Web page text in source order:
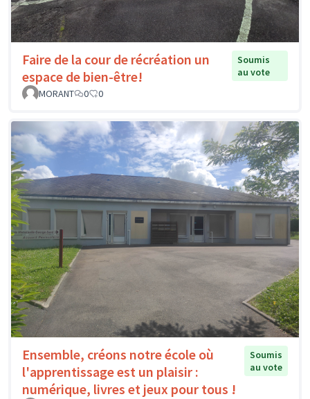
Faire de la cour de récréation un
espace de bien-être!
Soumis
au vote
MORANT
0 0
Ensemble, créons notre école où
l'apprentissage est un plaisir :
numérique, livres et jeux pour tous !
Soumis
au vote